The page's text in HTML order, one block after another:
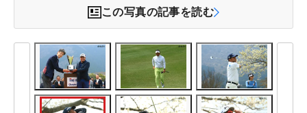
この写真の記事を読む